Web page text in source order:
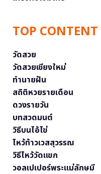
TOP CONTENT
วัดสวย
วัดสวยเชียงใหม่
ทำนายฝัน
สถิติหวยรายเดือน
ดวงรายวัน
บทสวดมนต์
วิธีบนไอ้ไข่
ไหว้ท้าวเวสสุวรรณ
วิธีไหว้วัดแขก
วอลเปเปอร์พระแม่ลักษมี